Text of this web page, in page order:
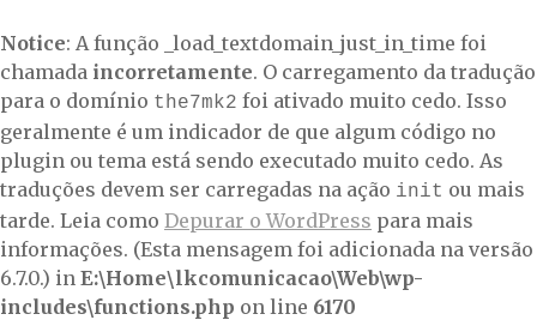
Notice: A função _load_textdomain_just_in_time foi
chamada incorretamente. O carregamento da tradução
para o domínio the7mk2 foi ativado muito cedo. Isso
geralmente é um indicador de que algum código no
plugin ou tema está sendo executado muito cedo. As
traduções devem ser carregadas na ação init ou mais
tarde. Leia como Depurar o WordPress para mais
informações. (Esta mensagem foi adicionada na versão
6.7.0.) in E:\Home\lkcomunicacao\Web\wp-
includes\functions.php on line 6170